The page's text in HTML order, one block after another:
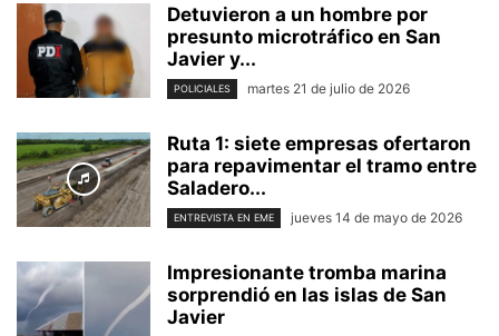
Detuvieron a un hombre por
presunto microtráfico en San
Javier y...
POLICIALES martes 21 de julio de 2026
Ruta 1: siete empresas ofertaron
para repavimentar el tramo entre
Saladero...
ENTREVISTA EN EME jueves 14 de mayo de 2026
Impresionante tromba marina
sorprendió en las islas de San
Javier